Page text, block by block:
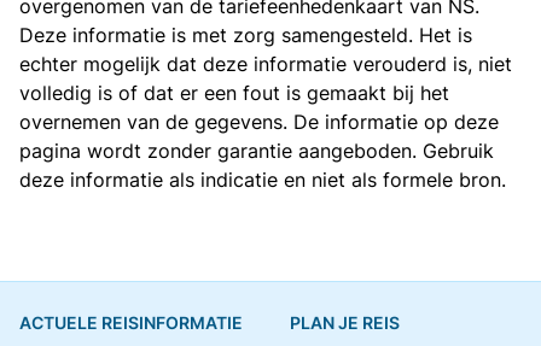
overgenomen van de tariefeenhedenkaart van NS.
Deze informatie is met zorg samengesteld. Het is
echter mogelijk dat deze informatie verouderd is, niet
volledig is of dat er een fout is gemaakt bij het
overnemen van de gegevens. De informatie op deze
pagina wordt zonder garantie aangeboden. Gebruik
deze informatie als indicatie en niet als formele bron.
ACTUELE REISINFORMATIE PLAN JE REIS